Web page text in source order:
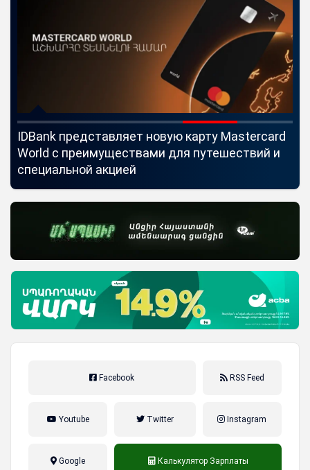
IDBank представляет новую карту Mastercard
World с преимуществами для путешествий и
специальной акцией
Facebook RSS Feed
Youtube Twitter Instagram
Google Калькулятор Зарплаты